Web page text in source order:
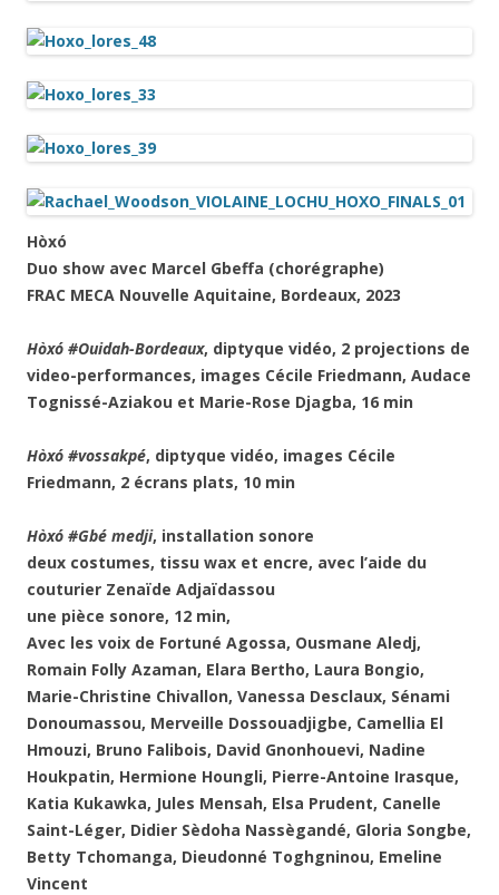
Hòxó
Duo show avec Marcel Gbeffa (chorégraphe)
FRAC MECA Nouvelle Aquitaine, Bordeaux, 2023
Hòxó #Ouidah-Bordeaux, diptyque vidéo, 2 projections de
video-performances, images Cécile Friedmann, Audace
Tognissé-Aziakou et Marie-Rose Djagba, 16 min
Hòxó #vossakpé, diptyque vidéo, images Cécile
Friedmann, 2 écrans plats, 10 min
Hòxó #Gbé medji, installation sonore
deux costumes, tissu wax et encre, avec l’aide du
couturier Zenaïde Adjaïdassou
une pièce sonore, 12 min,
Avec les voix de Fortuné Agossa, Ousmane Aledj,
Romain Folly Azaman, Elara Bertho, Laura Bongio,
Marie-Christine Chivallon, Vanessa Desclaux, Sénami
Donoumassou, Merveille Dossouadjigbe, Camellia El
Hmouzi, Bruno Falibois, David Gnonhouevi, Nadine
Houkpatin, Hermione Houngli, Pierre-Antoine Irasque,
Katia Kukawka, Jules Mensah, Elsa Prudent, Canelle
Saint-Léger, Didier Sèdoha Nassègandé, Gloria Songbe,
Betty Tchomanga, Dieudonné Toghgninou, Emeline
Vincent